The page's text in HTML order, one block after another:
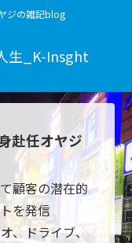
ジの雑記blog
生_K-Insght
赴任オヤジ
顧客の潜在的
を発信
、ドライブ、